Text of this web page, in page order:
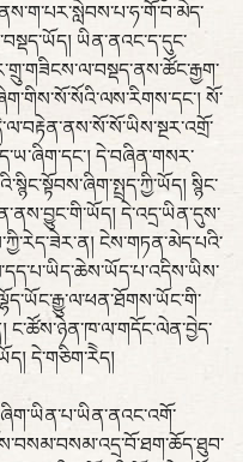
ཡིན་ནའང་ད་དུང་
སོ་
དེ་བཞིན་གསར་
སྙིང་
དེ་འདྲ་ཡིན་དུས་
ངེས་གཏན་མེད་པའི་
དེ་གཅིག་རེེད།